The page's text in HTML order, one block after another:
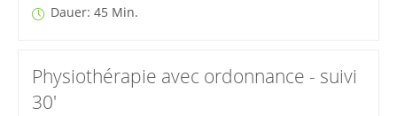
Dauer: 45 Min.
Physiothérapie avec ordonnance - suivi
30'